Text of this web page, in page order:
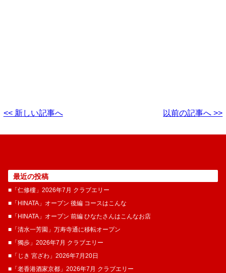
<< 新しい記事へ 以前の記事へ >>
最近の投稿
■「仁修樓」2026年7月 クラブエリー
■「HINATA」オープン 後編 コースはこんな
■「HINATA」オープン 前編 ひなたさんはこんなお店
■「清水一芳園」万寿寺通に移転オープン
■「獨歩」2026年7月 クラブエリー
■「じき 宮ざわ」2026年7月20日
■「老香港酒家京都」2026年7月 クラブエリー